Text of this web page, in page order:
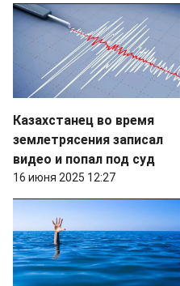
Казахстанец во время
землетрясения записал
видео и попал под суд
16 июня 2025 12:27